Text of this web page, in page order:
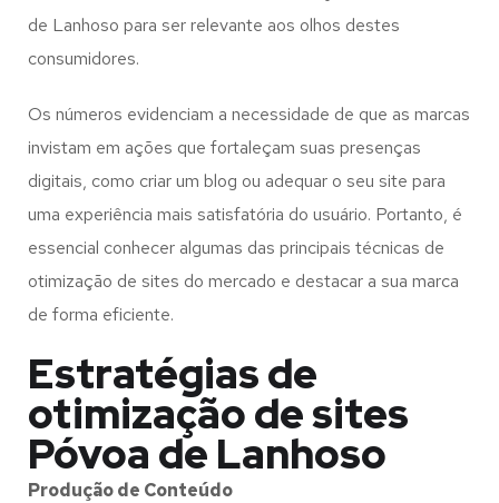
de Lanhoso para ser relevante aos olhos destes
consumidores.
Os números evidenciam a necessidade de que as marcas
invistam em ações que fortaleçam suas presenças
digitais, como criar um blog ou adequar o seu site para
uma experiência mais satisfatória do usuário. Portanto, é
essencial conhecer algumas das principais técnicas de
otimização de sites do mercado e destacar a sua marca
de forma eficiente.
Estratégias de
otimização de sites
Póvoa de Lanhoso
Produção de Conteúdo